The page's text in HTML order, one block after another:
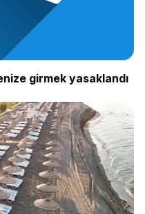
girmek yasaklandı